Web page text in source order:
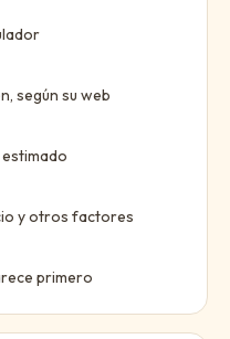
según su web
y otros factores
primero